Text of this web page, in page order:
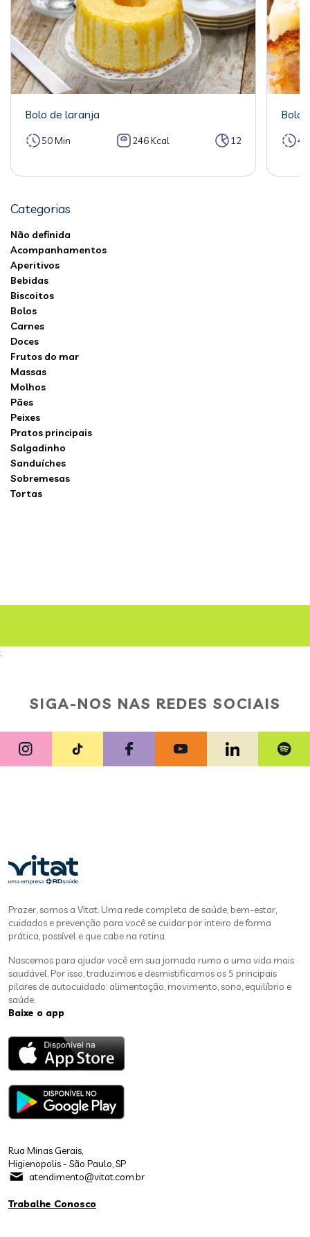
Bolo de laranja
50 Min 246 Kcal 12
Bolo
Categorias
Não definida
Acompanhamentos
Aperitivos
Bebidas
Biscoitos
Bolos
Carnes
Doces
Frutos do mar
Massas
Molhos
Pães
Peixes
Pratos principais
Salgadinho
Sanduíches
Sobremesas
Tortas
;
SIGA-NOS NAS REDES SOCIAIS
Prazer, somos a Vitat. Uma rede completa de saúde, bem-estar,
cuidados e prevenção para você se cuidar por inteiro de forma
prática, possível e que cabe na rotina.
Nascemos para ajudar você em sua jornada rumo a uma vida mais
saudável. Por isso, traduzimos e desmistificamos os 5 principais
pilares de autocuidado: alimentação, movimento, sono, equilíbrio e
saúde.
Baixe o app
Rua Minas Gerais,
Higienopolis - São Paulo, SP
atendimento@vitat.com.br
Trabalhe Conosco